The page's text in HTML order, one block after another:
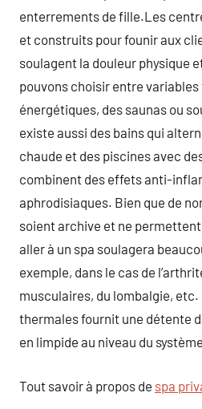
enterrements de fille.Les
et construits pour founir aux
soulagent la douleur physique
pouvons choisir entre variables
énergétiques, des saunas ou
existe aussi des bains qui
chaude et des piscines avec
combinent des effets anti-
aphrodisiaques. Bien que de
soient archive et ne
aller à un spa soulagera
exemple, dans le cas de
musculaires, du lombalgie, etc.
thermales fournit une détente
en limpide au niveau du
Tout savoir à propos de spa